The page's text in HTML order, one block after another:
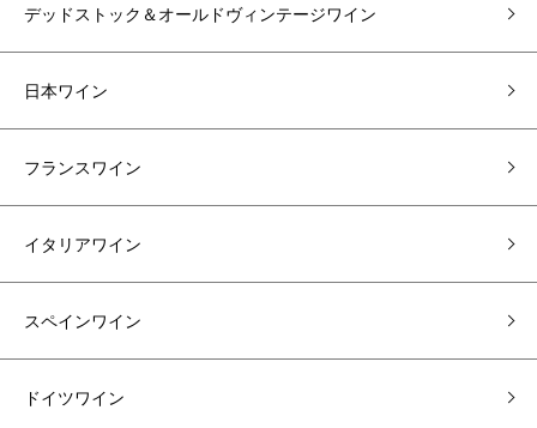
デッドストック＆オールドヴィンテージワイン
日本ワイン
フランスワイン
イタリアワイン
スペインワイン
ドイツワイン